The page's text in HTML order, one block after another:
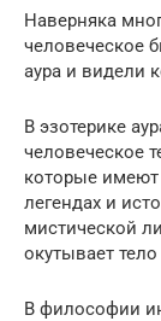
Наверняка
человеческое
аура и видели
В эзотерике
человеческое
которые
легендах и
мистической
окутывает
В философии